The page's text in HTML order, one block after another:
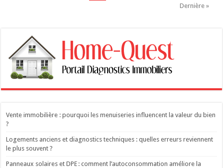
Dernière »
Vente immobilière : pourquoi les menuiseries influencent la valeur du bien
?
Logements anciens et diagnostics techniques : quelles erreurs reviennent
le plus souvent ?
Panneaux solaires et DPE : comment l’autoconsommation améliore la